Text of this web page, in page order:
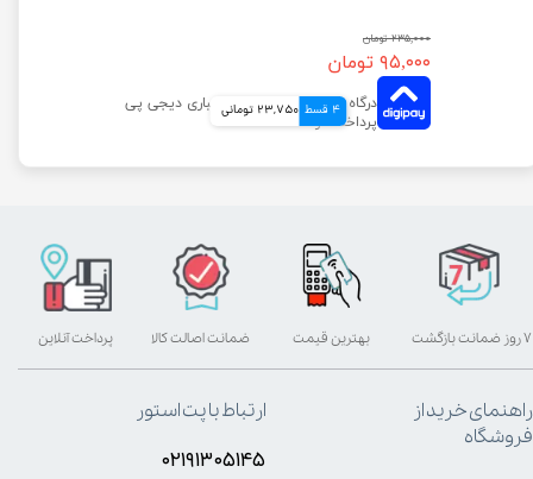
۲۳۵,۰۰۰ تومان
۹۵,۰۰۰ تومان
4 قسط 23,750 تومانی
بهترین قیمت پرداخت آنلاین ۷ روز ضمانت بازگشت ضمانت اصالت کالا
راهنمای خرید از
فروشگاه
ارتباط با پت استور
۰۲۱۹۱۳۰۵۱۴۵